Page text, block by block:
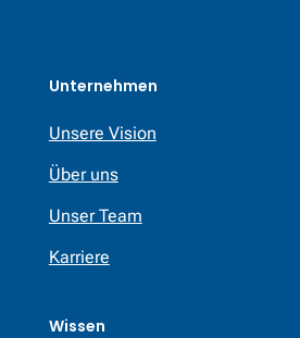
Unternehmen
Unsere Vision
Über uns
Unser Team
Karriere
Wissen